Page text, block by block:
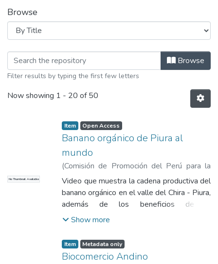
Browse
Browsing Videos by Title Browse
Filter results by typing the first few letters
Now showing 1 - 20 of 50
No Thumbnail Available
Item Open Access
Banano orgánico de Piura al
mundo
(Comisión de Promoción del Perú para la
Exportación y el Turismo,2013)Ministerio
de Agricultura y Riego
Video que muestra la cadena productiva del
banano orgánico en el valle del Chira - Piura,
además de los beneficios de la
asociatividad para la comercialización de
Show more
Item Metadata only
Biocomercio Andino